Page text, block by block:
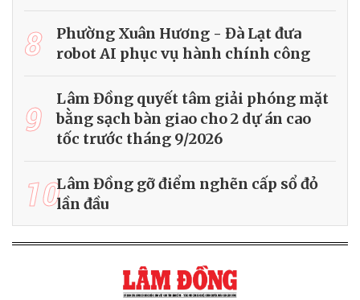
8
Phường Xuân Hương - Đà Lạt đưa
robot AI phục vụ hành chính công
9
Lâm Đồng quyết tâm giải phóng mặt
bằng sạch bàn giao cho 2 dự án cao
tốc trước tháng 9/2026
10Lâm Đồng gỡ điểm nghẽn cấp sổ đỏ
lần đầu